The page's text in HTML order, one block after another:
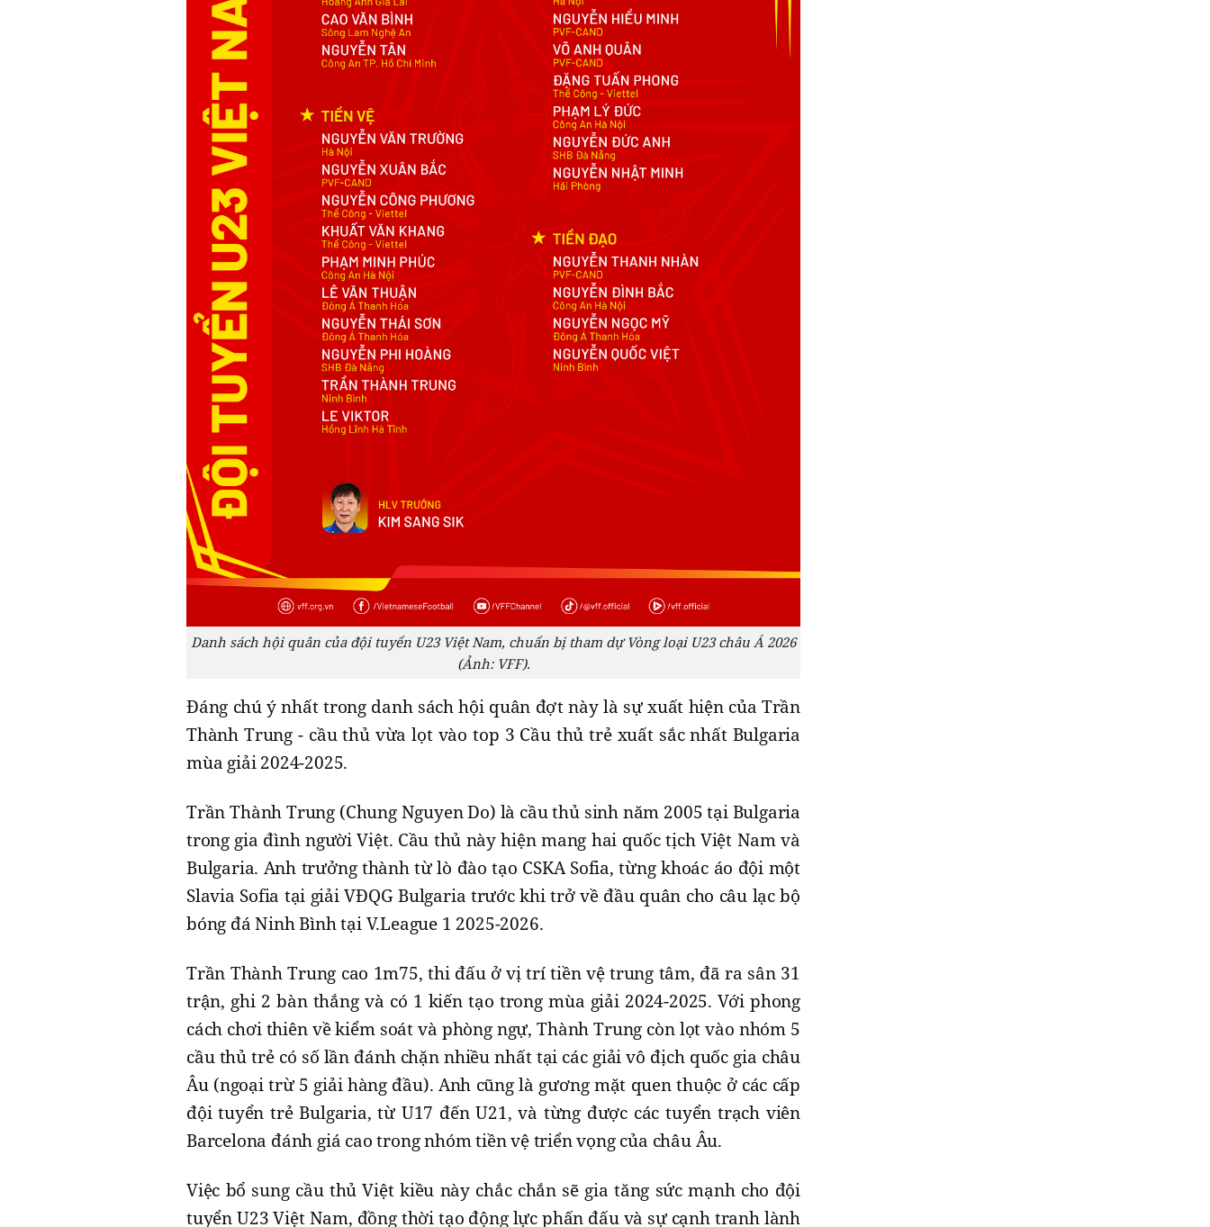
Danh sách hội quân của đội tuyển U23 Việt Nam, chuẩn bị tham dự Vòng loại U23 châu Á 2026
(Ảnh: VFF).
Đáng chú ý nhất trong danh sách hội quân đợt này là sự xuất hiện của Trần
Thành Trung - cầu thủ vừa lọt vào top 3 Cầu thủ trẻ xuất sắc nhất Bulgaria
mùa giải 2024-2025.
Trần Thành Trung (Chung Nguyen Do) là cầu thủ sinh năm 2005 tại Bulgaria
trong gia đình người Việt. Cầu thủ này hiện mang hai quốc tịch Việt Nam và
Bulgaria. Anh trưởng thành từ lò đào tạo CSKA Sofia, từng khoác áo đội một
Slavia Sofia tại giải VĐQG Bulgaria trước khi trở về đầu quân cho câu lạc bộ
bóng đá Ninh Bình tại V.League 1 2025-2026.
Trần Thành Trung cao 1m75, thi đấu ở vị trí tiền vệ trung tâm, đã ra sân 31
trận, ghi 2 bàn thắng và có 1 kiến tạo trong mùa giải 2024-2025. Với phong
cách chơi thiên về kiểm soát và phòng ngự, Thành Trung còn lọt vào nhóm 5
cầu thủ trẻ có số lần đánh chặn nhiều nhất tại các giải vô địch quốc gia châu
Âu (ngoại trừ 5 giải hàng đầu). Anh cũng là gương mặt quen thuộc ở các cấp
đội tuyển trẻ Bulgaria, từ U17 đến U21, và từng được các tuyển trạch viên
Barcelona đánh giá cao trong nhóm tiền vệ triển vọng của châu Âu.
Việc bổ sung cầu thủ Việt kiều này chắc chắn sẽ gia tăng sức mạnh cho đội
tuyển U23 Việt Nam, đồng thời tạo động lực phấn đấu và sự cạnh tranh lành